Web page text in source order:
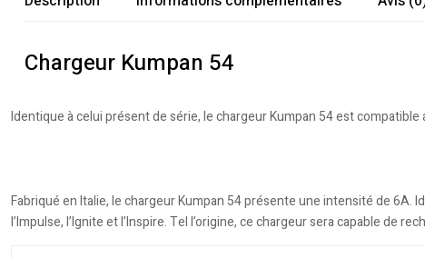
Chargeur Kumpan 54
Identique à celui présent de série, le chargeur Kumpan 54 est
Fabriqué en Italie, le chargeur Kumpan 54 présente une intensité de
l’Impulse, l’Ignite et l’Inspire. Tel l’origine, ce chargeur sera capable